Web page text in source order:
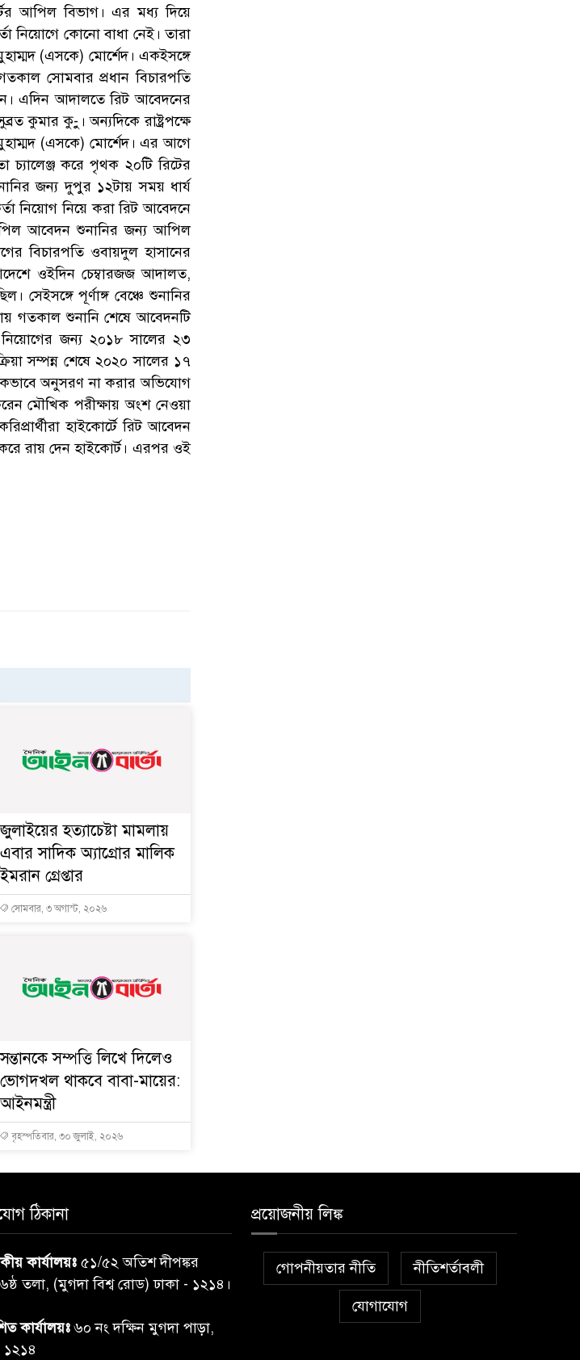
আপিল বিভাগ। এর মধ্য দিয়ে
নিয়োগে কোনো বাধা নেই। তারা
(এসকে) মোর্শেদ। একইসঙ্গে
সোমবার প্রধান বিচারপতি
এদিন আদালতে রিট আবেদনের
কুমার কু-ু। অন্যদিকে রাষ্ট্রপক্ষে
(এসকে) মোর্শেদ। এর আগে
চ্যালেঞ্জ করে পৃথক ২০টি রিটের
জন্য দুপুর ১২টায় সময় ধার্য
নিয়োগ নিয়ে করা রিট আবেদনে
আবেদন শুনানির জন্য আপিল
বিচারপতি ওবায়দুল হাসানের
ওইদিন চেম্বারজজ আদালত,
সেইসঙ্গে পূর্ণাঙ্গ বেঞ্চে শুনানির
গতকাল শুনানি শেষে আবেদনটি
জন্য ২০১৮ সালের ২৩
সম্পন্ন শেষে ২০২০ সালের ১৭
অনুসরণ না করার অভিযোগ
মৌখিক পরীক্ষায় অংশ নেওয়া
হাইকোর্টে রিট আবেদন
রায় দেন হাইকোর্ট। এরপর ওই
জুলাইয়ের হত্যাচেষ্টা মামলায়
এবার সাদিক অ্যাগ্রোর মালিক
ইমরান গ্রেপ্তার
সোমবার, ৩ অগাস্ট, ২০২৬
সন্তানকে সম্পত্তি লিখে দিলেও
ভোগদখল থাকবে বাবা-মায়ের:
আইনমন্ত্রী
বৃহস্পতিবার, ৩০ জুলাই, ২০২৬
ঠিকানা
কার্যালয়ঃ ৫১/৫২ অতিশ দীপঙ্কর
তলা, (মুগদা বিশ্ব রোড) ঢাকা - ১২১৪।
কার্যালয়ঃ৬০ নং দক্ষিন মুগদা পাড়া,
১২১৪
প্রয়োজনীয় লিঙ্ক
গোপনীয়তার নীতি নীতিশর্তাবলী
যোগাযোগ